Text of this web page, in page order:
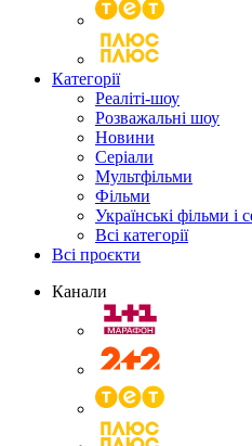
Категорії
Реаліті-шоу
Розважальні шоу
Новини
Серіали
Мультфільми
Фільми
Українські фільми і
Всі категорії
Всі проєкти
Канали